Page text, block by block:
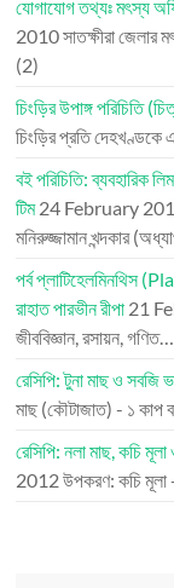
যোগাযোগ তথ্যঃ মৎস্য
2010সাতক্ষীরা জেলার
(2)
চিংড়ির উপাঙ্গ পরিচিতি
চিংড়ির প্রতি
বই পরিচিতি: ব্যবহারিক
টিম24 February
মনিরুজ্জামান খন্দকার
পর্ব
রাহাত পারভীন রীপা 21
জীববিজ্ঞান, রসায়ন, গণিত…
রেসিপি: টুনা মাছ ও সবজি
মাছ (কৌটাজাত) - ১ কাপ
রেসিপি: নলা মাছ, কচি
2012উপকরণ: কচি মূলা